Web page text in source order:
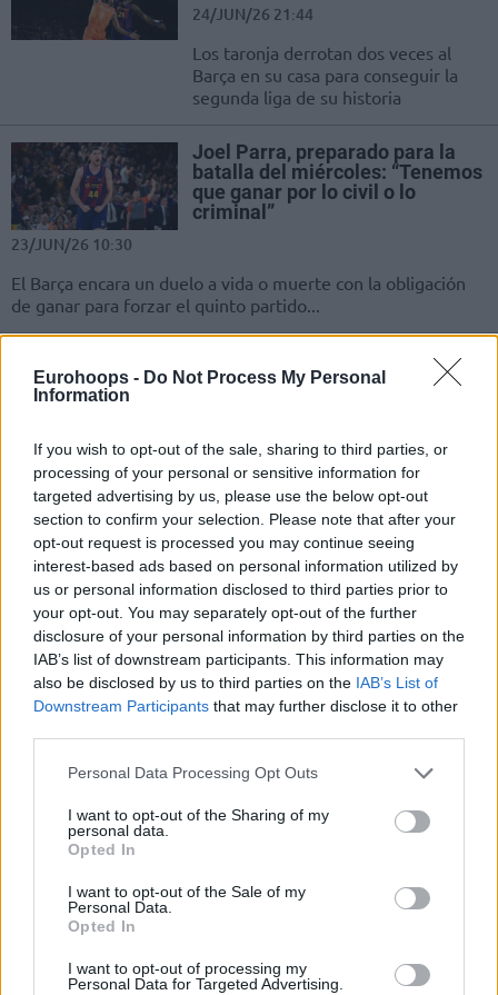
Eurohoops - Do Not Process My Personal
Information
If you wish to opt-out of the sale, sharing to third parties, or
processing of your personal or sensitive information for
targeted advertising by us, please use the below opt-out
section to confirm your selection. Please note that after your
opt-out request is processed you may continue seeing
interest-based ads based on personal information utilized by
us or personal information disclosed to third parties prior to
your opt-out. You may separately opt-out of the further
disclosure of your personal information by third parties on the
IAB’s list of downstream participants. This information may
also be disclosed by us to third parties on the IAB’s List of
Downstream Participants that may further disclose it to other
Please note that this website/app uses one or more Google
not limited to your visit or usage behaviour. You may click to
grant or deny consent to Google and its third-party tags to
use your data for below specified purposes in below Google
consent section.
Personal Data Processing Opt Outs
I want to opt-out of the Sharing of my
personal data.
Opted In
I want to opt-out of the Sale of my
Personal Data.
Opted In
I want to opt-out of processing my
Personal Data for Targeted Advertising.
24/JUN/26 21:44
Los taronja derrotan dos veces al
Barça en su casa para conseguir la
segunda liga de su historia
Joel Parra, preparado para la
batalla del miércoles: “Tenemos
que ganar por lo civil o lo
criminal”
23/JUN/26 10:30
El Barça encara un duelo a vida o muerte con la obligación
de ganar para forzar el quinto partido...
Basket a un paso del título
Exhibición del dominicano para que
los taronja derrotan al Barça y se
queden a una victoria más de ganar...
Valencia Basket iguala la final a
lo grande
20/JUN/26 21:48
Paliza taronja al Barça para poner el
1-1 en la serie por el título de Liga
Endesa
Xavi Pascual, tras el 1-0 ante
ser el equipo que éramos”
18/JUN/26 22:42
El entrenador del Barça se mostró muy contento pero
Pascual, confió en mi a pesar de
los fallos”